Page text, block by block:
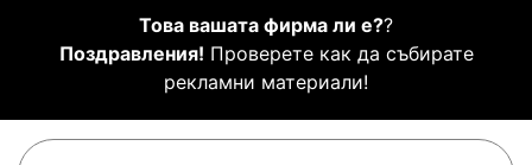
Това вашата фирма ли е??
Поздравления! Проверете как да събирате
рекламни материали!